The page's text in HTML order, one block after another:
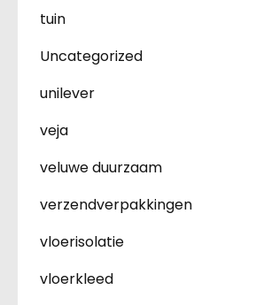
tuin
Uncategorized
unilever
veja
veluwe duurzaam
verzendverpakkingen
vloerisolatie
vloerkleed